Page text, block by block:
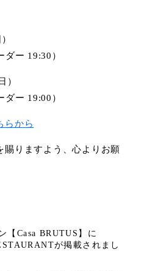
ー 19:30）
）
ー 19:00）
らから
賜りますよう、心よりお願
【Casa BRUTUS】に
が掲載されまし